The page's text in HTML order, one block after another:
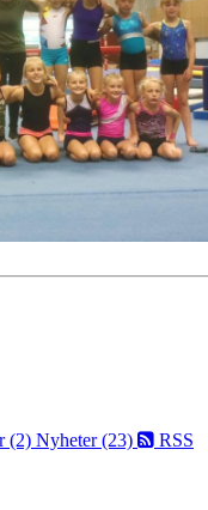
(2) Nyheter (23) RSS